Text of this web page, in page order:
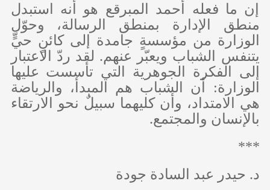
إن ما فعله أحمد المبرقع هو أنه استبدل
منطق الإدارة بمنطق الرسالة، وحوّل
الوزارة من مؤسسةٍ جامدة إلى كائنٍ حيٍّ
يتنفس الشباب ويعبّر عنهم. لقد ردّ الاعتبار
إلى الفكرة الجوهرية التي تأسست عليها
الوزارة: أن الشباب هم المبدأ، والرياضة
هي الامتداد، وأن كليهما سبيلٌ نحو الارتقاء
بالإنسان والمجتمع.
***
د. حيدر عبد السادة جودة